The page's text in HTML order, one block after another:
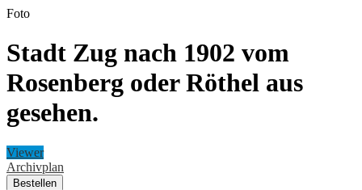
Foto
Stadt Zug nach 1902 vom
Rosenberg oder Röthel aus
gesehen.
Viewer
Archivplan
Bestellen